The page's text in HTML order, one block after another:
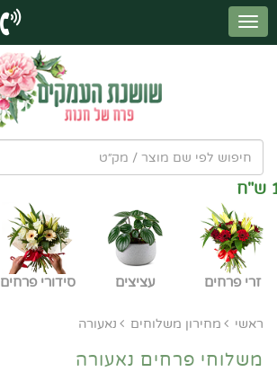
משלוחי פרחים ל
זרי פרחים עציצים סידורי פרחים
ראשי מחירון משלוחים נאעורה
משלוחי פרחים נאעורה